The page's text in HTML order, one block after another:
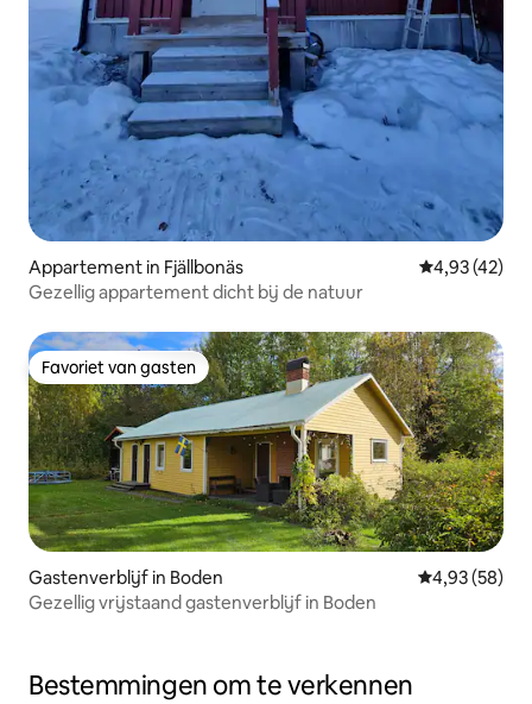
Appartement in Fjällbonäs Gemiddelde
4,93 (42)
Gezellig appartement dicht bij de natuur
Favoriet van gasten
Favoriet van gasten
Gastenverblijf in Boden Gemiddelde
4,93 (58)
Gezellig vrijstaand gastenverblijf in Boden
Bestemmingen om te verkennen